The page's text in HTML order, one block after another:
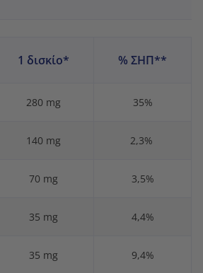
1 δισκίο* % ΣΗΠ**
280 mg 35%
140 mg 2,3%
70 mg 3,5%
35 mg 4,4%
35 mg 9,4%